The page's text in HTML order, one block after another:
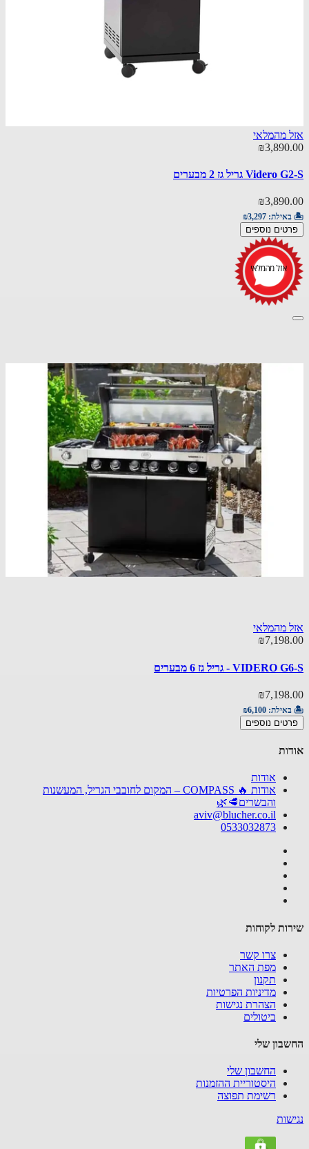
אזל מהמלאי
₪3,890.00
Videro G2-S גריל גז 2 מבערים
₪3,890.00
🏝️ באילת: ₪3,297
פרטים נוספים
אזל מהמלאי
₪7,198.00
VIDERO G6-S - גריל גז 6 מבערים
₪7,198.00
🏝️ באילת: ₪6,100
פרטים נוספים
אודות
אודות
אודות 🔥 COMPASS – המקום לחובבי הגריל, המעשנות
והבשרים🥩🌿
aviv@blucher.co.il
0533032873
שירות לקוחות
צרו קשר
מפת האתר
תקנון
מדיניות הפרטיות
הצהרת נגישות
ביטולים
החשבון שלי
החשבון שלי
היסטוריית ההזמנות
רשימת תפוצה
נגישות